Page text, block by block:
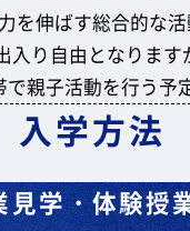
を伸ばす総合的な活
入り自由となりま
親子活動を行う予
入学方法
見学・体験授